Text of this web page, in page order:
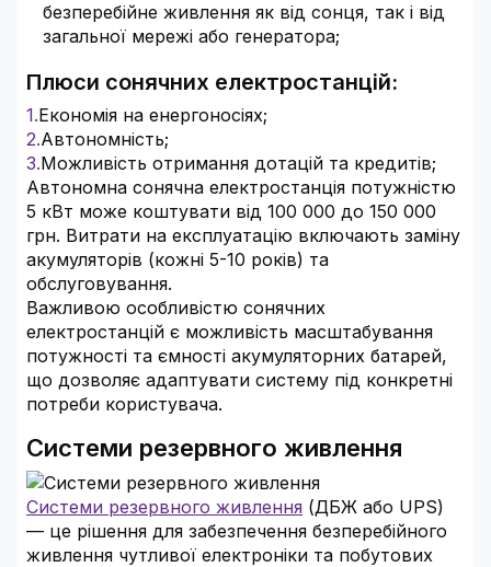
безперебійне живлення як від сонця, так і від
загальної мережі або генератора;
Плюси сонячних електростанцій:
Економія на енергоносіях;
Автономність;
Можливість отримання дотацій та кредитів;
Автономна сонячна електростанція потужністю
5 кВт може коштувати від 100 000 до 150 000
грн. Витрати на експлуатацію включають заміну
акумуляторів (кожні 5-10 років) та
обслуговування.
Важливою особливістю сонячних
електростанцій є можливість масштабування
потужності та ємності акумуляторних батарей,
що дозволяє адаптувати систему під конкретні
потреби користувача.
Системи резервного живлення
Системи резервного живлення (ДБЖ або UPS)
— це рішення для забезпечення безперебійного
живлення чутливої електроніки та побутових